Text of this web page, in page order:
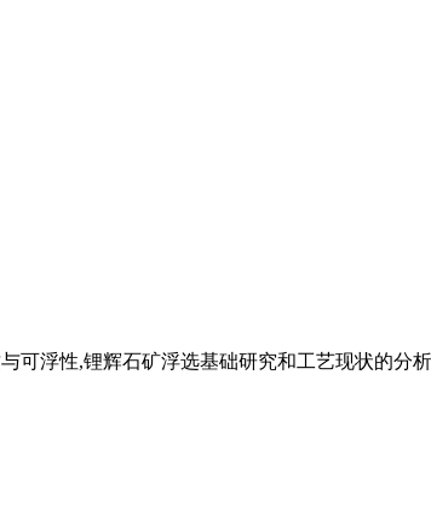
浮性,锂辉石矿浮选基础研究和工艺现状的分